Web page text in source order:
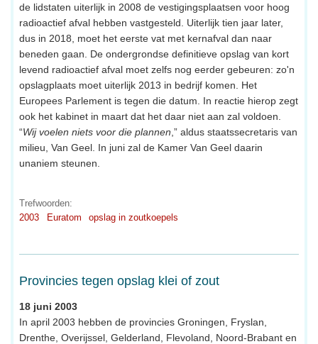
de lidstaten uiterlijk in 2008 de vestigingsplaatsen voor hoog
radioactief afval hebben vastgesteld. Uiterlijk tien jaar later,
dus in 2018, moet het eerste vat met kernafval dan naar
beneden gaan. De ondergrondse definitieve opslag van kort
levend radioactief afval moet zelfs nog eerder gebeuren: zo'n
opslagplaats moet uiterlijk 2013 in bedrijf komen. Het
Europees Parlement is tegen die datum. In reactie hierop zegt
ook het kabinet in maart dat het daar niet aan zal voldoen.
“Wij voelen niets voor die plannen ,” aldus staatssecretaris van
milieu, Van Geel. In juni zal de Kamer Van Geel daarin
unaniem steunen.
Trefwoorden:
2003
Euratom opslag in zoutkoepels
Provincies tegen opslag klei of zout
18 juni 2003
In april 2003 hebben de provincies Groningen, Fryslan,
Drenthe, Overijssel, Gelderland, Flevoland, Noord-Brabant en